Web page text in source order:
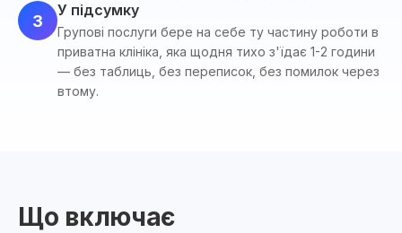
3
У підсумку
Групові послуги бере на себе ту частину роботи в
приватна клініка, яка щодня тихо з'їдає 1-2 години
— без таблиць, без переписок, без помилок через
втому.
Що включає